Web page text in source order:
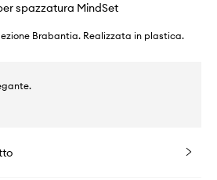
spazzatura MindSet
Brabantia. Realizzata in plastica.